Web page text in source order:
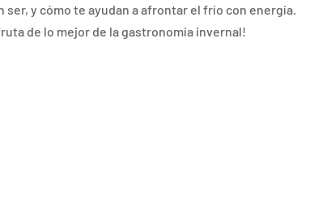
y cómo te ayudan a afrontar el frío con energía.
de lo mejor de la gastronomía invernal!